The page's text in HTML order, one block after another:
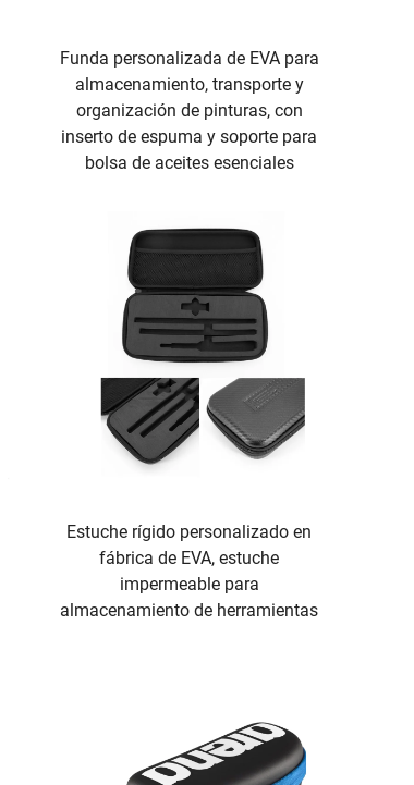
Funda personalizada de EVA para
almacenamiento, transporte y
organización de pinturas, con
inserto de espuma y soporte para
bolsa de aceites esenciales
Estuche rígido personalizado en
fábrica de EVA, estuche
impermeable para
almacenamiento de herramientas